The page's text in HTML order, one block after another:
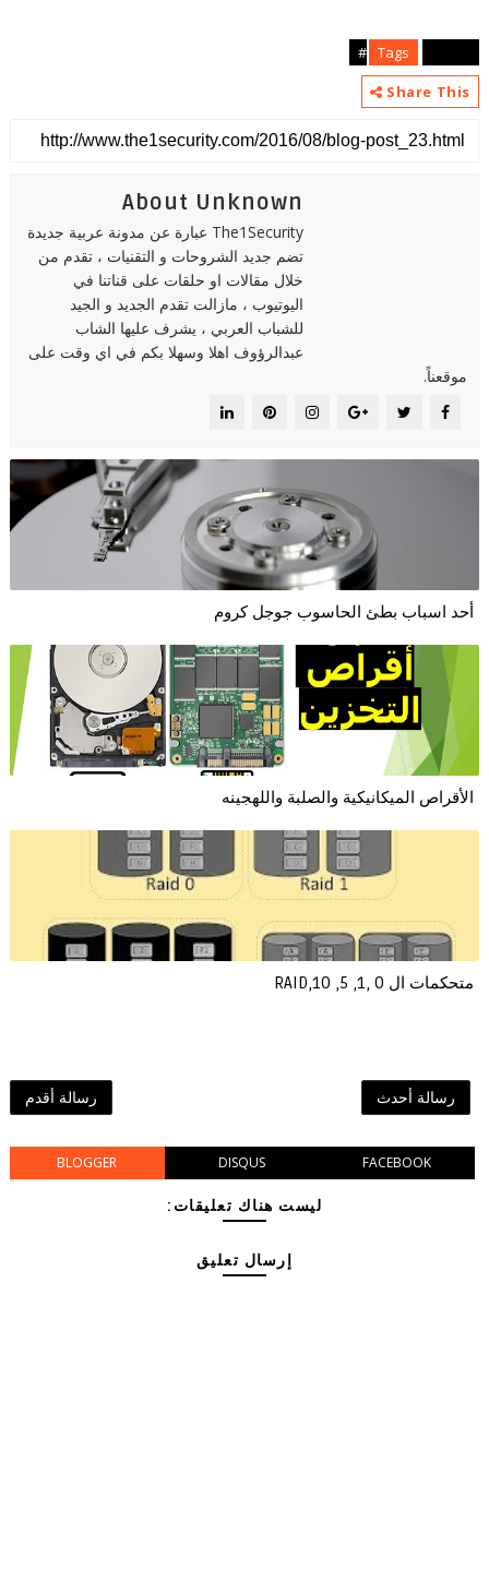
Tags
Share This
About Unknown
The1Security عبارة عن مدونة عربية جديدة
تضم جديد الشروحات و التقنيات ، تقدم من
خلال مقالات او حلقات على قناتنا في
اليوتيوب ، مازالت تقدم الجديد و الجيد
للشباب العربي ، يشرف عليها الشاب
عبدالرؤوف اهلا وسهلا بكم في اي وقت على
موقعناً.
أحد اسباب بطئ الحاسوب جوجل كروم
الأقراص الميكانيكية والصلبة واللهجينه
متحكمات ال 0 ,1, 5, 10,RAID
رسالة أحدث رسالة أقدم
BLOGGER DISQUS FACEBOOK
ليست هناك تعليقات:
إرسال تعليق